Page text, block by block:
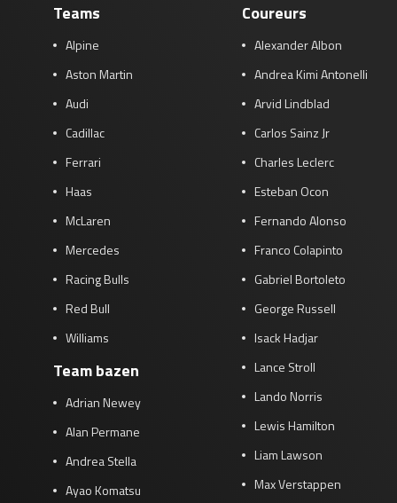
Teams
Alpine
Aston Martin
Audi
Cadillac
Ferrari
Haas
McLaren
Mercedes
Racing Bulls
Red Bull
Williams
Team bazen
Adrian Newey
Alan Permane
Andrea Stella
Ayao Komatsu
Coureurs
Alexander Albon
Andrea Kimi Antonelli
Arvid Lindblad
Carlos Sainz Jr
Charles Leclerc
Esteban Ocon
Fernando Alonso
Franco Colapinto
Gabriel Bortoleto
George Russell
Isack Hadjar
Lance Stroll
Lando Norris
Lewis Hamilton
Liam Lawson
Max Verstappen